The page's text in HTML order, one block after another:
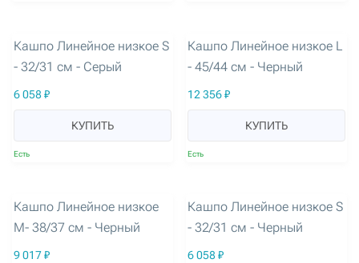
Кашпо Линейное низкое S
- 32/31 см - Серый
6 058 ₽
КУПИТЬ
Есть
Кашпо Линейное низкое L
- 45/44 см - Черный
12 356 ₽
КУПИТЬ
Есть
Кашпо Линейное низкое
M- 38/37 см - Черный
9 017 ₽
Кашпо Линейное низкое S
- 32/31 см - Черный
6 058 ₽